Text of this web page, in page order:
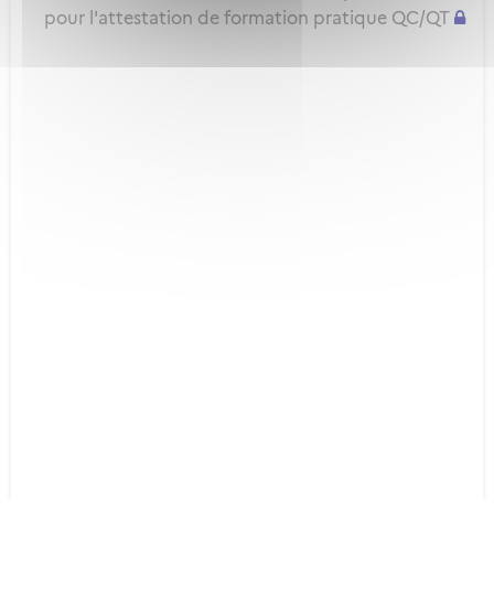
pour l'attestation de formation pratique QC/QT